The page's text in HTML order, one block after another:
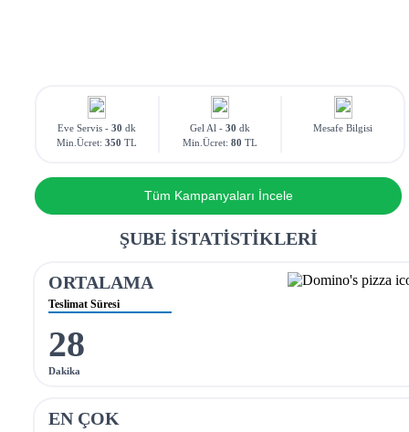
Eve Servis -30 dk
Min.Ücret:350 TL
Gel Al - 30 dk
Min.Ücret: 80 TL
Mesafe Bilgisi
Tüm Kampanyaları İncele
ŞUBE İSTATİSTİKLERİ
ORTALAMA
Teslimat Süresi
28
Dakika
EN ÇOK